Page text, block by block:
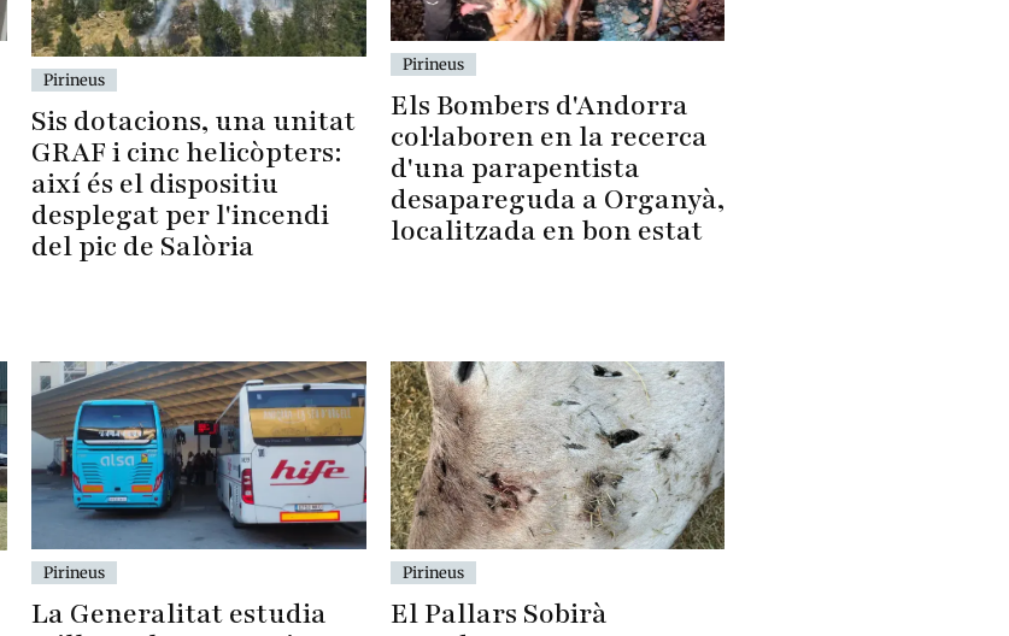
Pirineus
Sis dotacions, una unitat
GRAF i cinc helicòpters:
així és el dispositiu
desplegat per l'incendi
del pic de Salòria
Pirineus
Els Bombers d'Andorra
col·laboren en la recerca
d'una parapentista
desapareguda a Organyà,
localitzada en bon estat
Pirineus
La Generalitat estudia
Pirineus
El Pallars Sobirà